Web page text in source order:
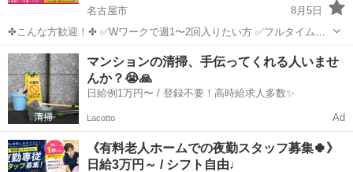
名古屋市
8月5日
✤こんな方歓迎！✤ ✅Wワークで週1〜2回入りたい方 ✅フルタイムで
しっかり稼ぎたい方 ✅週払い希望の方 ✅希望シフトで働きたい方 ▼資
格について ・初任者研修 ・実務者研修 ・介護福祉士 ※資格が...
愛知 名古屋市 スタッフ
マンションの清掃、手伝ってくれる人いませ
んか？😭🙏
日給例1万円〜 / 登録不要！高時給求人多数✨
Lacotto Ad
《有料老人ホームでの夜勤スタッフ募集🍀》
日給3万円～ / シフト自由♩